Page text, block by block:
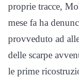
proprie tracce,
mese fa ha
provveduto ad
delle scarpe
le prime